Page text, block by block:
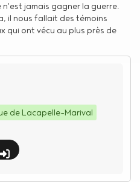
jamais gagner la guerre.
il nous fallait des témoins
qui ont vécu au plus près de
de Lacapelle-Marival